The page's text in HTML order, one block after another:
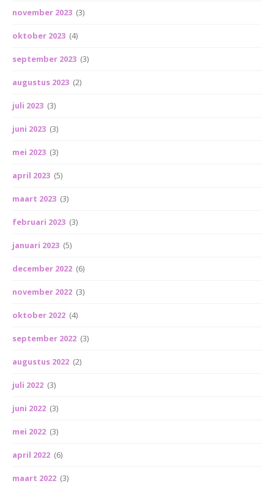
november 2023 (3)
oktober 2023 (4)
september 2023 (3)
augustus 2023 (2)
juli 2023 (3)
juni 2023 (3)
mei 2023 (3)
april 2023 (5)
maart 2023 (3)
februari 2023 (3)
januari 2023 (5)
december 2022 (6)
november 2022 (3)
oktober 2022 (4)
september 2022 (3)
augustus 2022 (2)
juli 2022 (3)
juni 2022 (3)
mei 2022 (3)
april 2022 (6)
maart 2022 (3)